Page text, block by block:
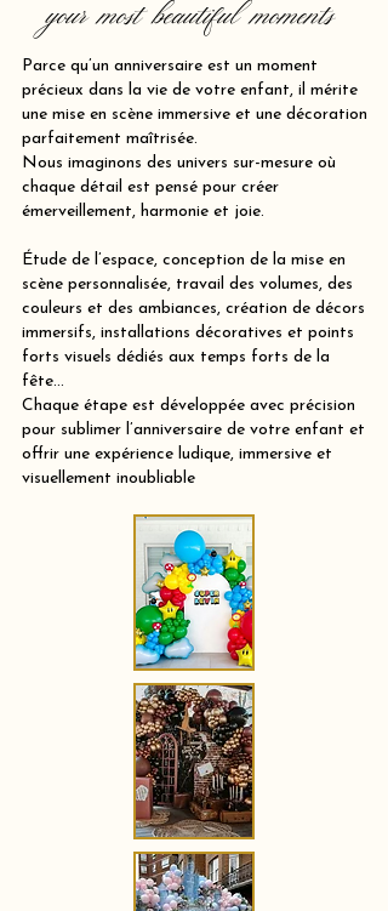
your most beautiful moments
Parce qu’un anniversaire est un moment
précieux dans la vie de votre enfant, il mérite
une mise en scène immersive et une décoration
parfaitement maîtrisée.
Nous imaginons des univers sur-mesure où
chaque détail est pensé pour créer
émerveillement, harmonie et joie.
Étude de l’espace, conception de la mise en
scène personnalisée, travail des volumes, des
couleurs et des ambiances, création de décors
immersifs, installations décoratives et points
forts visuels dédiés aux temps forts de la
fête…
Chaque étape est développée avec précision
pour sublimer l’anniversaire de votre enfant et
offrir une expérience ludique, immersive et
visuellement inoubliable